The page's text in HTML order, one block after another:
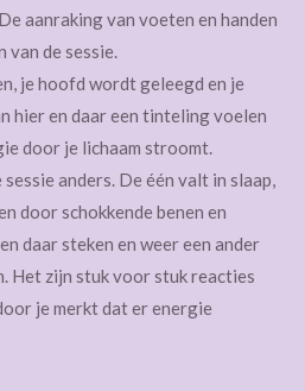
aanraking van voeten en handen
van de sessie.
je hoofd wordt geleegd en je
hier en daar een tinteling voelen
door je lichaam stroomt.
anders. De één valt in slaap,
door schokkende benen en
daar steken en weer een ander
Het zijn stuk voor stuk reacties
je merkt dat er energie